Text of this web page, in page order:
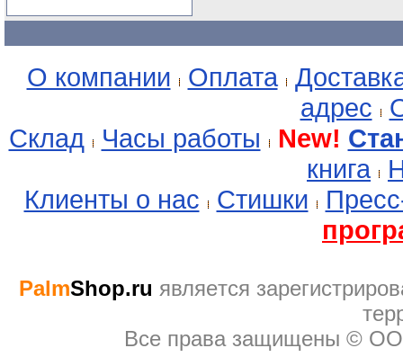
О компании Оплата
адрес
Склад
Часы работы New!
книга
Клиенты о нас
Стишки
PalmShop.ru являeтся
Все права защищены ©